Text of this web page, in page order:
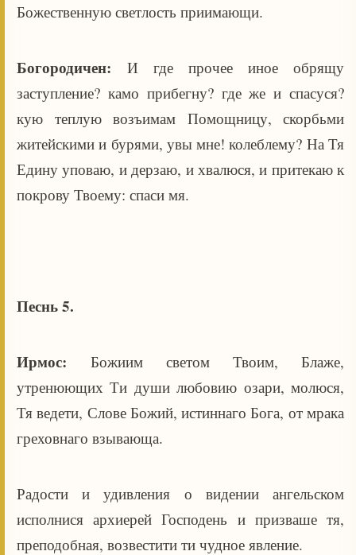
Божественную светлость приимающи.
Богородичен: И где прочее иное обрящу
заступление? камо прибегну? где же и спасуся?
кую теплую возъимам Помощницу, скорбьми
житейскими и бурями, увы мне! колеблему? На Тя
Едину уповаю, и дерзаю, и хвалюся, и притекаю к
покрову Твоему: спаси мя.
Песнь 5.
Ирмос: Божиим светом Твоим, Блаже,
утренюющих Ти души любовию озари, молюся,
Тя ведети, Слове Божий, истиннаго Бога, от мрака
греховнаго взывающа.
Радости и удивления о видении ангельском
исполнися архиерей Господень и призваше тя,
преподобная, возвестити ти чудное явление.